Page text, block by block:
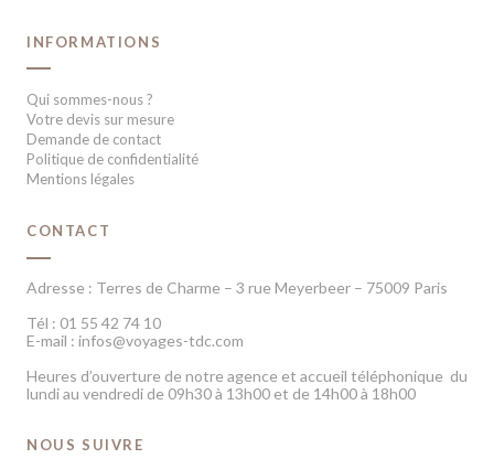
INFORMATIONS
Qui sommes-nous ?
Votre devis sur mesure
Demande de contact
Politique de confidentialité
Mentions légales
CONTACT
Adresse : Terres de Charme – 3 rue Meyerbeer – 75009 Paris
Tél : 01 55 42 74 10
E-mail : infos@voyages-tdc.com
Heures d’ouverture de notre agence et accueil téléphonique du
lundi au vendredi de 09h30 à 13h00 et de 14h00 à 18h00
NOUS SUIVRE